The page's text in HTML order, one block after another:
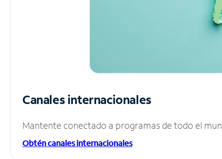
Canales internacionales
Mantente conectado a programas de todo el
Obtén canales internacionales